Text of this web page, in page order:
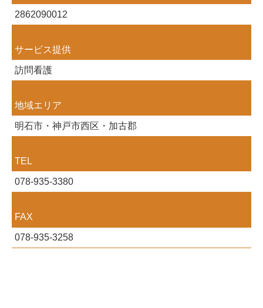
2862090012
サービス提供
訪問看護
地域エリア
明石市・神戸市西区・加古郡
TEL
078-935-3380
FAX
078-935-3258